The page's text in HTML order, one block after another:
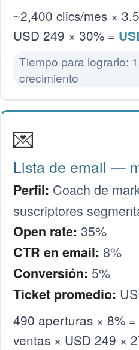
~2,400 clics/mes ×
USD 249 × 30% =
Tiempo para lograrlo:
crecimiento
💌
Lista de email —
Perfil: Coach de
suscriptores
Open rate: 35%
CTR en email: 8%
Conversión: 5%
Ticket promedio:
490 aperturas × 8%
ventas × USD 249 ×